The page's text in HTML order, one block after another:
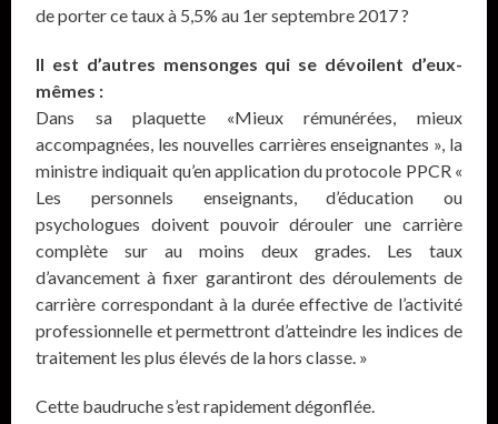
de porter ce taux à 5,5% au 1er septembre 2017 ?
Il est d’autres mensonges qui se dévoilent d’eux-
mêmes :
Dans sa plaquette «Mieux rémunérées, mieux
accompagnées, les nouvelles carrières enseignantes », la
ministre indiquait qu’en application du protocole PPCR «
Les personnels enseignants, d’éducation ou
psychologues doivent pouvoir dérouler une carrière
complète sur au moins deux grades. Les taux
d’avancement à fixer garantiront des déroulements de
carrière correspondant à la durée effective de l’activité
professionnelle et permettront d’atteindre les indices de
traitement les plus élevés de la hors classe. »
Cette baudruche s’est rapidement dégonflée.